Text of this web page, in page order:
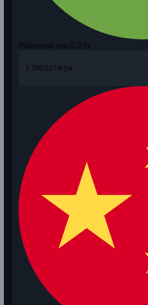
Узбекский сум (UZS)
1 769,6174сўм